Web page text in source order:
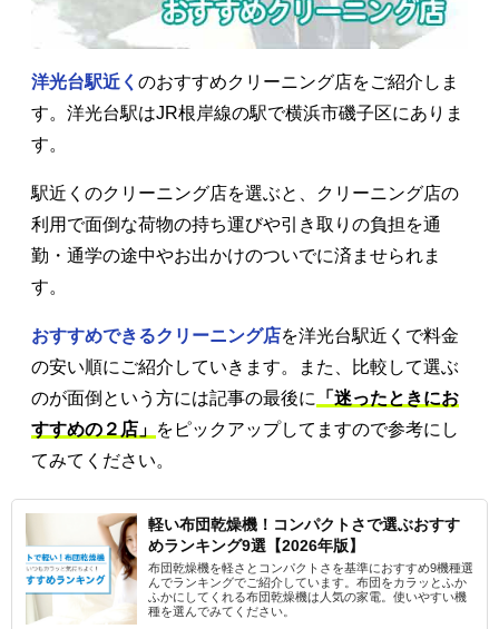
洋光台駅近く のおすすめクリーニング店をご紹介しま
す。洋光台駅はJR根岸線の駅で横浜市磯子区にありま
す。
駅近くのクリーニング店を選ぶと、クリーニング店の
利用で面倒な荷物の持ち運びや引き取りの負担を通
勤・通学の途中やお出かけのついでに済ませられま
す。
おすすめできるクリーニング店を洋光台駅近くで料金
の安い順にご紹介していきます。また、比較して選ぶ
のが面倒という方には記事の最後に
「迷ったときにお
すすめの２店」 をピックアップしてますので参考にし
てみてください。
軽い布団乾燥機！コンパクトさで選ぶおすす
めランキング9選【2026年版】
布団乾燥機を軽さとコンパクトさを基準におすすめ9機種選
んでランキングでご紹介しています。布団をカラッとふか
ふかにしてくれる布団乾燥機は人気の家電。使いやすい機
種を選んでみてください。